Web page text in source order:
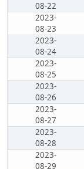
08-22
2023-
08-23
2023-
08-24
2023-
08-25
2023-
08-26
2023-
08-27
2023-
08-28
2023-
08-29